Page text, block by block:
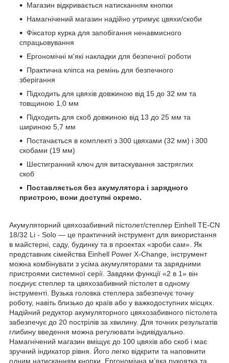
Магазин відкривається натисканням кнопки
Намагнічений магазин надійно утримує цвяхи/скоби
Фіксатор курка для запобігання ненавмисного
спрацьовування
Ергономічні м'які накладки для безпечної роботи
Практична кліпса на ремінь для безпечного
зберігання
Підходить для цвяхів довжиною від 15 до 32 мм та
товщиною 1,0 мм
Підходить для скоб довжиною від 13 до 25 мм та
шириною 5,7 мм
Постачається в комплекті з 300 цвяхами (32 мм) і 300
скобами (19 мм)
Шестигранний ключ для витаскування застряглих
скоб
Поставляється без акумулятора і зарядного
пристрою, вони доступні окремо.
Акумуляторний цвяхозабивний пістолет/степлер Einhell TE-CN
18/32 Li - Solo — це практичний інструмент для використання
в майстерні, саду, будинку та в проектах «зроби сам». Як
представник сімейства Einhell Power X‑Change, інструмент
можна комбінувати з усіма акумуляторами та зарядними
пристроями системної серії. Завдяки функції «2 в 1» він
поєднує степлер та цвяхозабивний пістолет в одному
інструменті. Вузька головка степлера забезпечує точну
роботу, навіть близько до країв або у важкодоступних місцях.
Надійний редуктор акумуляторного цвяхозабивного пістолета
забезпечує до 20 пострілів за хвилину. Для точних результатів
глибину введення можна регулювати індивідуально.
Намагнічений магазин вміщує до 100 цвяхів або скоб і має
зручний індикатор рівня. Його легко відкрити та наповнити
одним натисканням кнопки. Ергономічна м’яка рукоятка та